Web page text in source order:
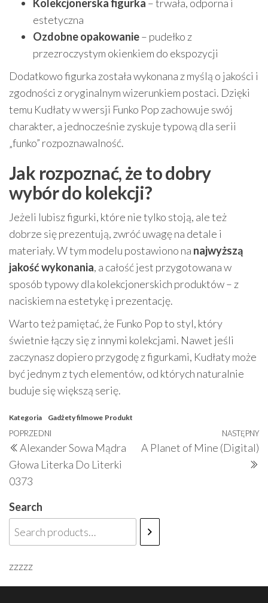
Kolekcjonerska figurka – trwała, odporna i
estetyczna
Ozdobne opakowanie– pudełko z
przezroczystym okienkiem do ekspozycji
Dodatkowo figurka została wykonana z myślą o jakości i
zgodności z oryginalnym wizerunkiem postaci. Dzięki
temu Kudłaty w wersji Funko Pop zachowuje swój
charakter, a jednocześnie zyskuje typową dla serii
„funko” rozpoznawalność.
Jak rozpoznać, że to dobry
wybór do kolekcji?
Jeżeli lubisz figurki, które nie tylko stoją, ale też
dobrze się prezentują, zwróć uwagę na detale i
materiały. W tym modelu postawiono na najwyższą
jakość wykonania, a całość jest przygotowana w
sposób typowy dla kolekcjonerskich produktów – z
naciskiem na estetykę i prezentację.
Warto też pamiętać, że Funko Pop to styl, który
świetnie łączy się z innymi kolekcjami. Nawet jeśli
zaczynasz dopiero przygodę z figurkami, Kudłaty może
być jednym z tych elementów, od których naturalnie
buduje się większą serię.
Kategoria Gadżety filmowe Produkt
Nawigacja
wpisu
Poprzedni
wpis
POPRZEDNI
Alexander Sowa Mądra
Głowa Literka Do Literki
0373
NASTĘPNY
A Planet of Mine (Digital)
Search
zzzzz